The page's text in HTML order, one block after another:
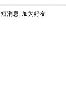
短消息 加为好友